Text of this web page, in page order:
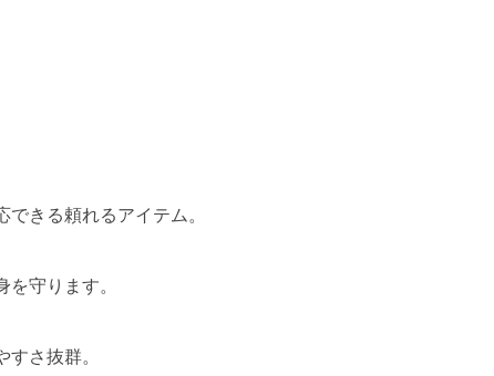
きる頼れるアイテム。
守ります。
さ抜群。